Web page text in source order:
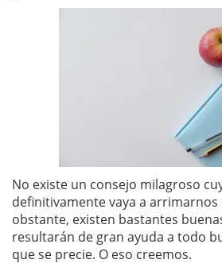
No existe un consejo milagroso
definitivamente vaya a
obstante, existen bastantes
resultarán de gran ayuda a todo
que se precie. O eso creemos.